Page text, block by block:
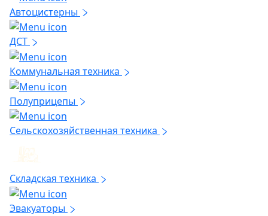
Автоцистерны
ДСТ
Коммунальная техника
Полуприцепы
Сельскохозяйственная техника
Складская техника
Эвакуаторы